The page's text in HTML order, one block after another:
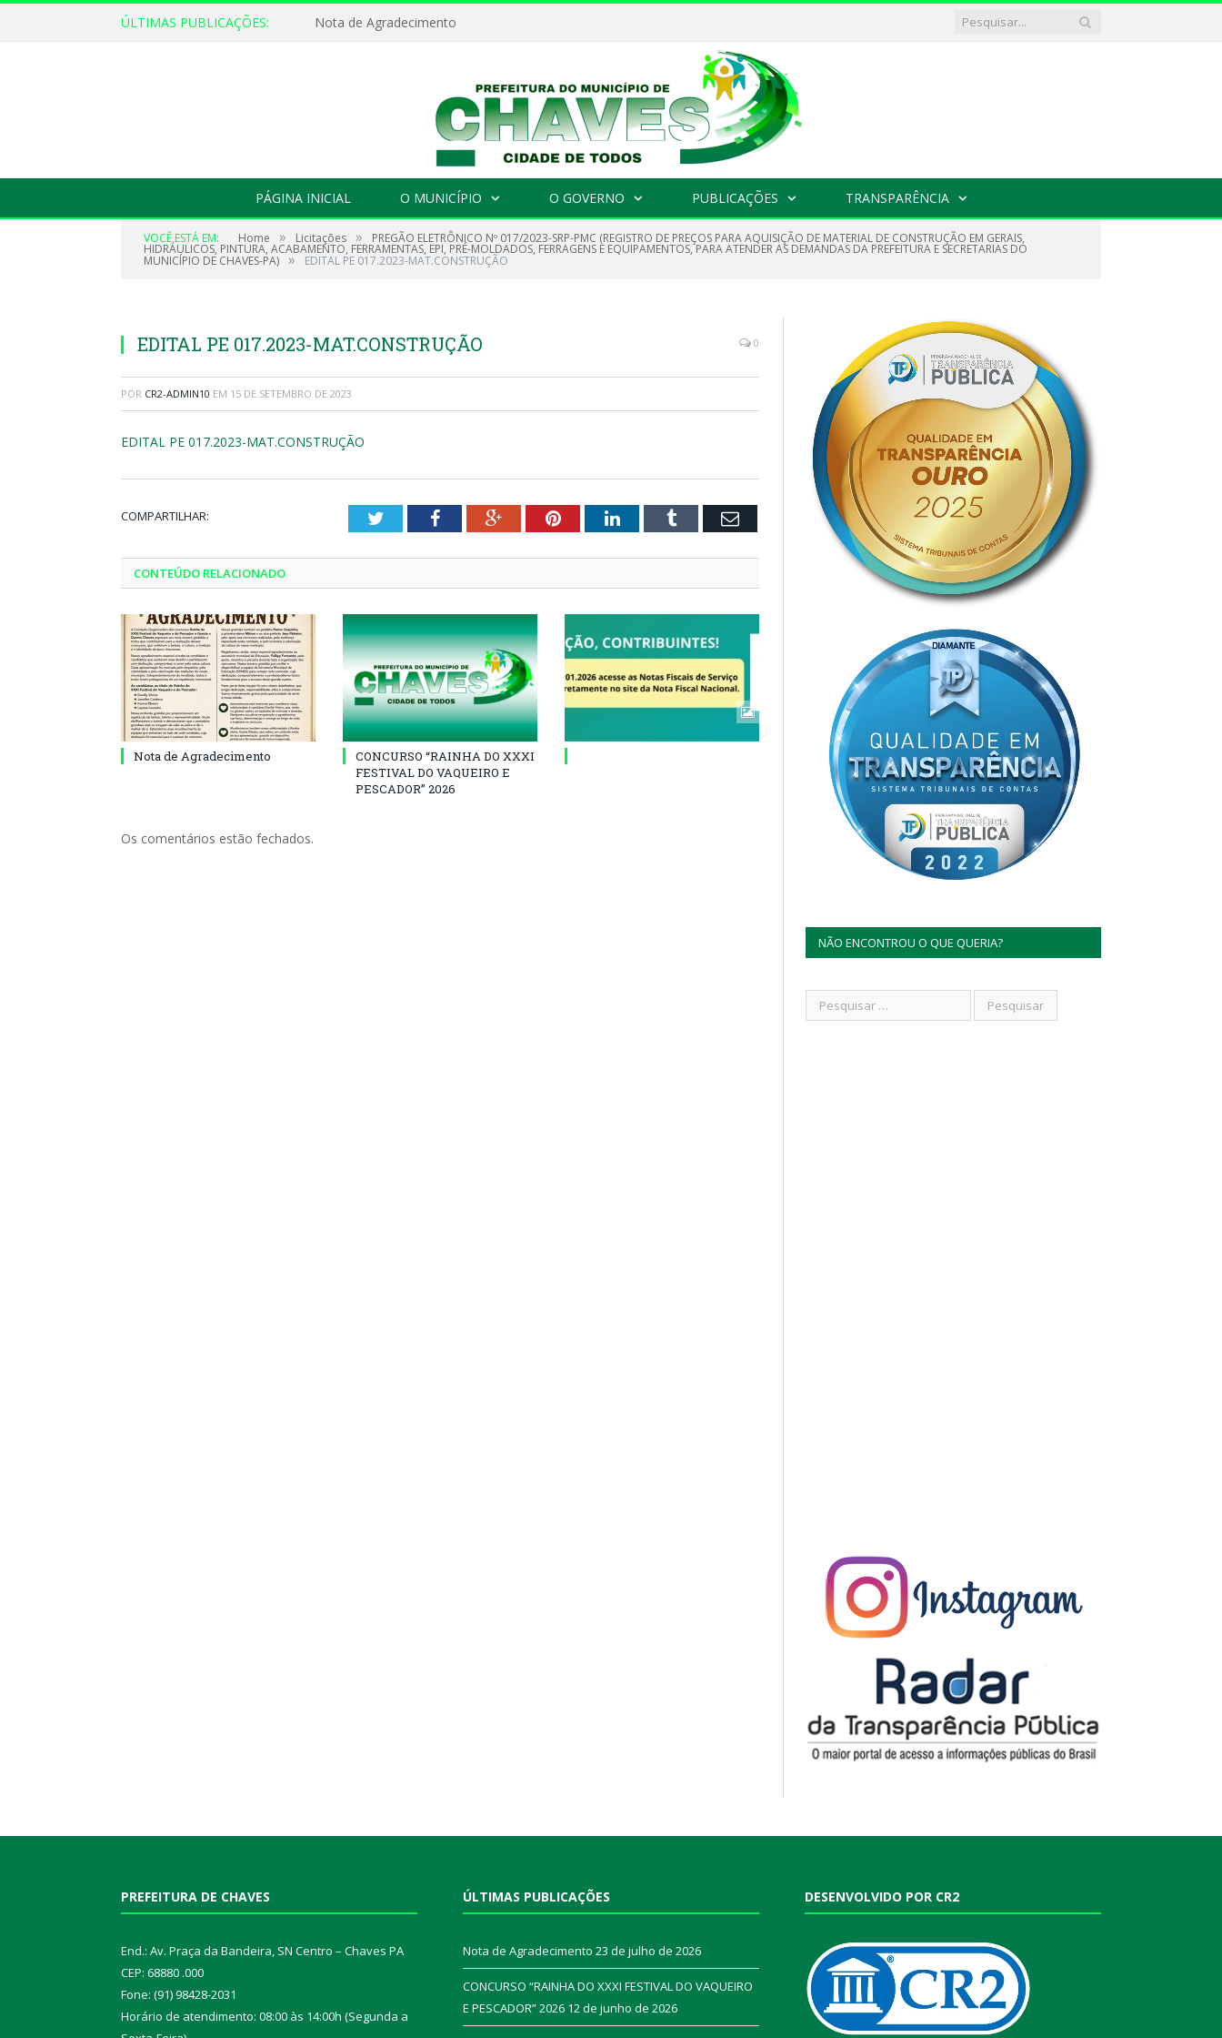
ÚLTIMAS PUBLICAÇÕES: Nota de Agradecimento
PÁGINA INICIAL O MUNICÍPIO O GOVERNO PUBLICAÇÕES TRANSPARÊNCIA
VOCÊ ESTÁ EM: Home » Licitações » PREGÃO ELETRÔNICO Nº 017/2023-SRP-PMC (REGISTRO DE PREÇOS PARA AQUISIÇÃO DE MATERIAL DE CONSTRUÇÃO EM GERAIS,
HIDRÁULICOS, PINTURA, ACABAMENTO, FERRAMENTAS, EPI, PRÉ-MOLDADOS, FERRAGENS E EQUIPAMENTOS, PARA ATENDER AS DEMANDAS DA PREFEITURA E SECRETARIAS DO
MUNICÍPIO DE CHAVES-PA) » EDITAL PE 017.2023-MAT.CONSTRUÇÃO
EDITAL PE 017.2023-MAT.CONSTRUÇÃO 0
POR CR2-ADMIN10 EM 15 DE SETEMBRO DE 2023
EDITAL PE 017.2023-MAT.CONSTRUÇÃO
COMPARTILHAR: TwitterFacebookGoogle+PinterestLinkedInTumblr Email
CONTEÚDO RELACIONADO
Nota de Agradecimento
CONCURSO “RAINHA DO XXXI
FESTIVAL DO VAQUEIRO E
PESCADOR” 2026
Os comentários estão fechados.
NÃO ENCONTROU O QUE QUERIA?
PREFEITURA DE CHAVES
End.: Av. Praça da Bandeira, SN Centro – Chaves PA
CEP: 68880 .000
Fone: (91) 98428-2031
Horário de atendimento: 08:00 às 14:00h (Segunda a
ÚLTIMAS PUBLICAÇÕES
Nota de Agradecimento 23 de julho de 2026
CONCURSO “RAINHA DO XXXI FESTIVAL DO VAQUEIRO
E PESCADOR” 2026 12 de junho de 2026
DESENVOLVIDO POR CR2